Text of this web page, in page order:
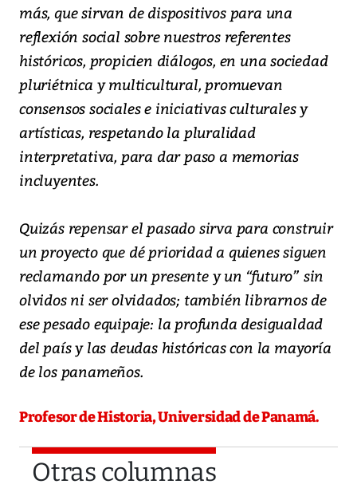
más, que sirvan de dispositivos para una
reflexión social sobre nuestros referentes
históricos, propicien diálogos, en una sociedad
pluriétnica y multicultural, promuevan
consensos sociales e iniciativas culturales y
artísticas, respetando la pluralidad
interpretativa, para dar paso a memorias
incluyentes.
Quizás repensar el pasado sirva para construir
un proyecto que dé prioridad a quienes siguen
reclamando por un presente y un “futuro” sin
olvidos ni ser olvidados; también librarnos de
ese pesado equipaje: la profunda desigualdad
del país y las deudas históricas con la mayoría
de los panameños.
Profesor de Historia, Universidad de Panamá.
Otras columnas